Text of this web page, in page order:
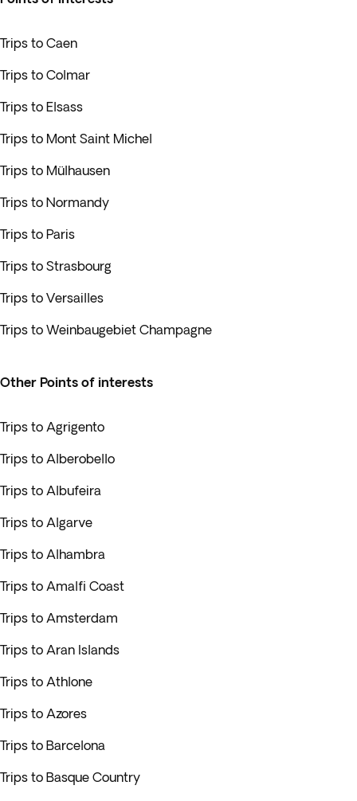
Trips to Caen
Trips to Colmar
Trips to Elsass
Trips to Mont Saint Michel
Trips to Mülhausen
Trips to Normandy
Trips to Paris
Trips to Strasbourg
Trips to Versailles
Trips to Weinbaugebiet Champagne
Other Points of interests
Trips to Agrigento
Trips to Alberobello
Trips to Albufeira
Trips to Algarve
Trips to Alhambra
Trips to Amalfi Coast
Trips to Amsterdam
Trips to Aran Islands
Trips to Athlone
Trips to Azores
Trips to Barcelona
Trips to Basque Country